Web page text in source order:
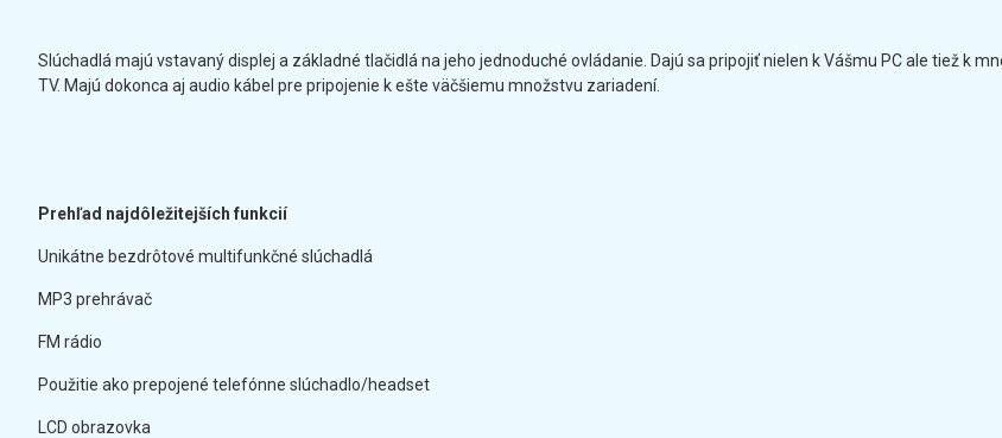
Slúchadlá majú vstavaný displej a základné tlačidlá na jeho jednoduché ovládanie. Dajú sa pripojiť nielen k Vášmu PC ale tiež k
TV. Majú dokonca aj audio kábel pre pripojenie k ešte väčšiemu množstvu zariadení.
Prehľad najdôležitejších funkcií
Unikátne bezdrôtové multifunkčné slúchadlá
MP3 prehrávač
FM rádio
Použitie ako prepojené telefónne slúchadlo/headset
LCD obrazovka